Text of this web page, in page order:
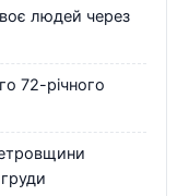
людей через
72-річного